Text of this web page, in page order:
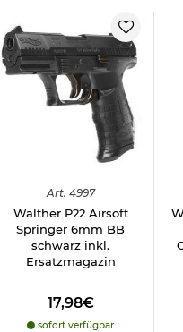
direkter
Feuchtigkeit geschützt
Art. 4997
Walther P22 Airsoft
Springer 6mm BB
schwarz inkl.
Ersatzmagazin
17,98€
sofort verfügbar